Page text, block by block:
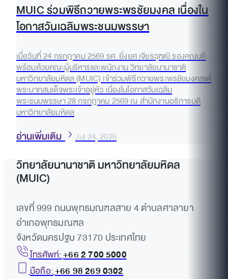
MUIC ร่วมพิธีถวายพระพรชัยมงคล เนื่องใน
โอกาสวันเฉลิมพระชนมพรรษา
เมื่อวันที่ 24 กรกฎาคม 2569 รศ. ยิ่งยศ เจียรวุฑฒิ รองคณบดี
พร้อมด้วยคณะผู้บริหารและพนักงาน วิทยาลัยนานาชาติ
มหาวิทยาลัยมหิดล (MUIC) เข้าร่วมพิธีถวายพระพรชัยมงคลแด่
พระบาทสมเด็จพระเจ้าอยู่หัว เนื่องในโอกาสวันเฉลิม
พระชนมพรรษา 28 กรกฎาคม 2569 ณ สำนักงานอธิการบดี
มหาวิทยาลัยมหิดล
อ่านเพิ่มเติม Jul 24, 2026
วิทยาลัยนานาชาติ มหาวิทยาลัยมหิดล
(MUIC)
เลขที่ 999 ถนนพุทธมณฑลสาย 4 ตำบลศาลายา
อำเภอพุทธมณฑล
จังหวัดนครปฐม 73170 ประเทศไทย
โทรศัพท์:+66 2 700 5000
มือถือ:+66 98 269 0302